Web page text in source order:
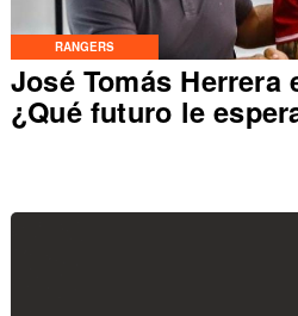
RANGERS
José Tomás Herrera
¿Qué futuro le